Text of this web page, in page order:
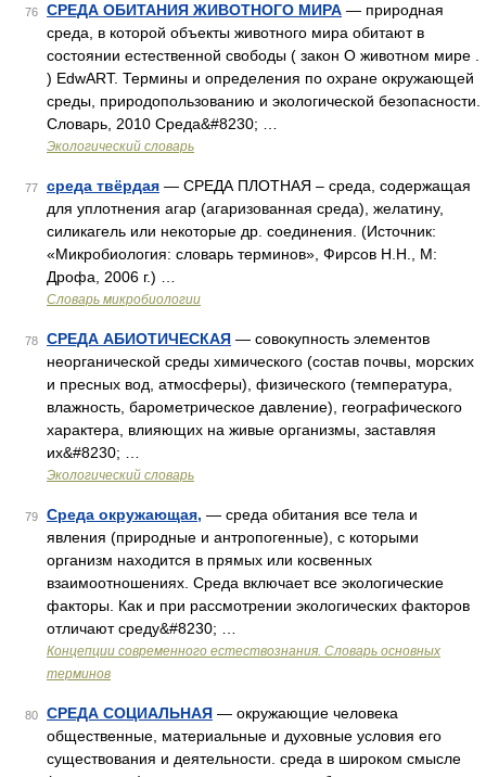
76 СРЕДА ОБИТАНИЯ ЖИВОТНОГО МИРА — природная
среда, в которой объекты животного мира обитают в
состоянии естественной свободы ( закон О животном мире .
) EdwART. Термины и определения по охране окружающей
среды, природопользованию и экологической безопасности.
Словарь, 2010 Среда&#8230; …
Экологический словарь
77 среда твёрдая — СРЕДА ПЛОТНАЯ – среда, содержащая
для уплотнения агар (агаризованная среда), желатину,
силикагель или некоторые др. соединения. (Источник:
«Микробиология: словарь терминов», Фирсов Н.Н., М:
Дрофа, 2006 г.) …
Словарь микробиологии
78 СРЕДА АБИОТИЧЕСКАЯ — совокупность элементов
неорганической среды химического (состав почвы, морских
и пресных вод, атмосферы), физического (температура,
влажность, барометрическое давление), географического
характера, влияющих на живые организмы, заставляя
их&#8230; …
Экологический словарь
79 Среда окружающая, — среда обитания все тела и
явления (природные и антропогенные), с которыми
организм находится в прямых или косвенных
взаимоотношениях. Среда включает все экологические
факторы. Как и при рассмотрении экологических факторов
отличают среду&#8230; …
Концепции современного естествознания. Словарь основных
терминов
80 СРЕДА СОЦИАЛЬНАЯ — окружающие человека
общественные, материальные и духовные условия его
существования и деятельности. среда в широком смысле